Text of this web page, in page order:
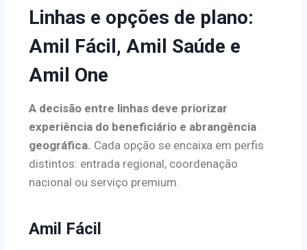
Linhas e opções de plano:
Amil Fácil, Amil Saúde e
Amil One
A decisão entre linhas deve priorizar
experiência do beneficiário e abrangência
geográfica. Cada opção se encaixa em perfis
distintos: entrada regional, coordenação
nacional ou serviço premium.
Amil Fácil